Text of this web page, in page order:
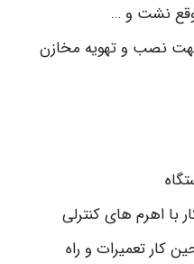
نشت و …
نصب و تهویه مخازن
با اهرم های کنترلی
کار تعمیرات و راه